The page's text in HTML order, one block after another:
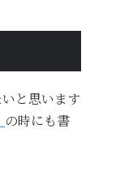
と思います
の時にも書